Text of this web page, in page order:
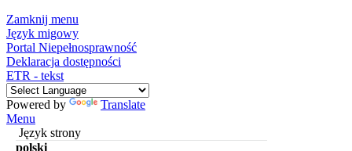
Zamknij menu
Język migowy
Portal Niepełnosprawność
Deklaracja dostępności
ETR - tekst
Powered by
Translate
Menu
Język strony
polski